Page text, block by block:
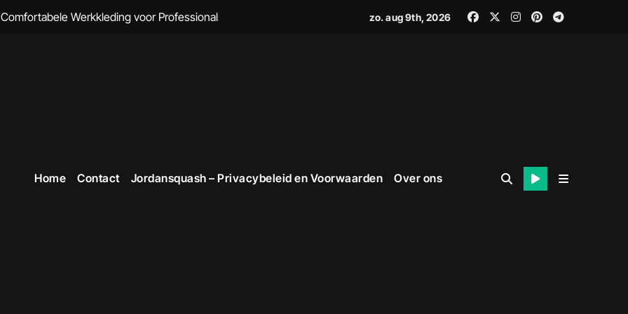
Werkkleding voor Professionals
Kleding
Overall Kopen voor Elke Gelegenheid
voor Dames
Veiligheid in Stijl
voor Stijlvolle en Functionele Outfits op de Werkvloer
Uitstraling op het Werk
Werkkleding in België
zo. aug 9th, 2026
Home Contact Jordansquash – Privacybeleid en Voorwaarden Over ons